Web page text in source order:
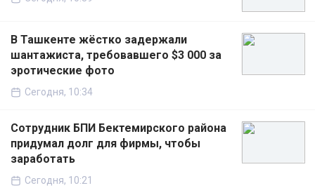
В Ташкенте жёстко задержали
шантажиста, требовавшего $3 000 за
эротические фото
Сегодня, 10:34
Сотрудник БПИ Бектемирского района
придумал долг для фирмы, чтобы
заработать
Сегодня, 10:21